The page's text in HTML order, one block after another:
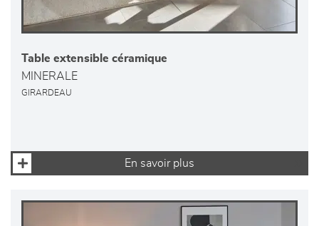
Table extensible céramique
MINERALE
GIRARDEAU
En savoir plus